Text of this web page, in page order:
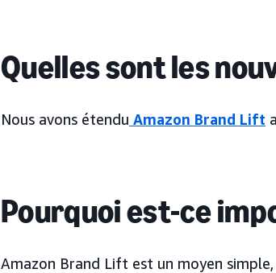
Quelles sont les
Nous avons étendu Amazon Brand Lift
Pourquoi est-ce
Amazon Brand Lift est un moyen